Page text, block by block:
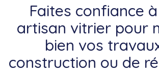
Faites confiance
artisan vitrier pour
bien vos
construction ou de